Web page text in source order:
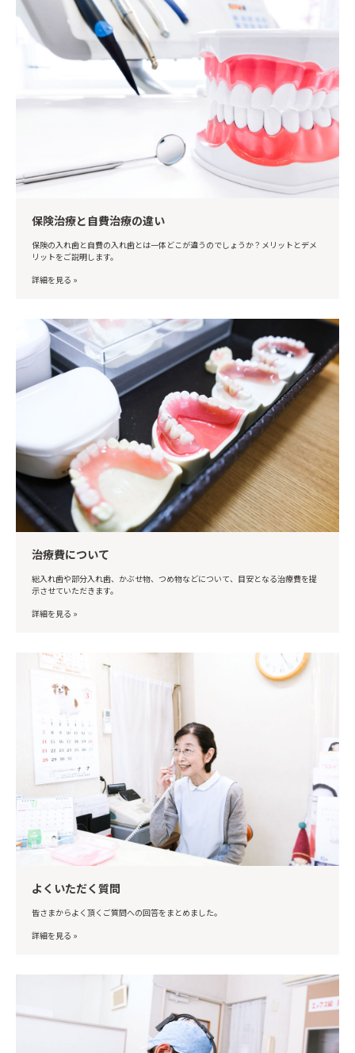
保険治療と自費治療の違い
保険の入れ歯と自費の入れ歯とは一体どこが違うのでしょうか？メリットとデメ
リットをご説明します。
詳細を見る »
治療費について
総入れ歯や部分入れ歯、かぶせ物、つめ物などについて、目安となる治療費を提
示させていただきます。
詳細を見る »
よくいただく質問
皆さまからよく頂くご質問への回答をまとめました。
詳細を見る »